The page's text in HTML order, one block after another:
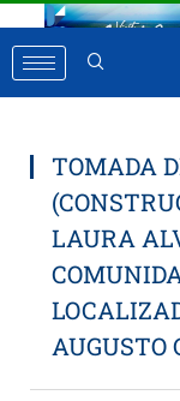
TOMADA
LAURA
AUGUSTO